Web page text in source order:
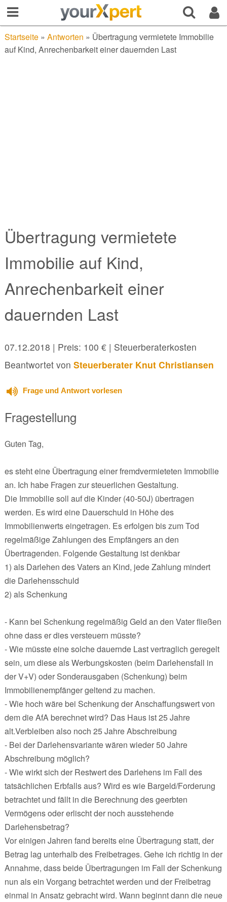
Startseite» Antworten » Übertragung vermietete Immobilie
auf Kind, Anrechenbarkeit einer dauernden Last
Übertragung vermietete
Immobilie auf Kind,
Anrechenbarkeit einer
dauernden Last
07.12.2018 | Preis: 100 € | Steuerberaterkosten
Beantwortet von Steuerberater Knut Christiansen
Frage und Antwort vorlesen
Fragestellung
Guten Tag,
es steht eine Übertragung einer fremdvermieteten Immobilie
an. Ich habe Fragen zur steuerlichen Gestaltung.
Die Immobilie soll auf die Kinder (40-50J) übertragen
werden. Es wird eine Dauerschuld in Höhe des
Immobilienwerts eingetragen. Es erfolgen bis zum Tod
regelmäßige Zahlungen des Empfängers an den
Übertragenden. Folgende Gestaltung ist denkbar
1) als Darlehen des Vaters an Kind, jede Zahlung mindert
die Darlehensschuld
2) als Schenkung
- Kann bei Schenkung regelmäßig Geld an den Vater fließen
ohne dass er dies versteuern müsste?
- Wie müsste eine solche dauernde Last vertraglich geregelt
sein, um diese als Werbungskosten (beim Darlehensfall in
der V+V) oder Sonderausgaben (Schenkung) beim
Immobilienempfänger geltend zu machen.
- Wie hoch wäre bei Schenkung der Anschaffungswert von
dem die AfA berechnet wird? Das Haus ist 25 Jahre
alt.Verbleiben also noch 25 Jahre Abschreibung
- Bei der Darlehensvariante wären wieder 50 Jahre
Abschreibung möglich?
- Wie wirkt sich der Restwert des Darlehens im Fall des
tatsächlichen Erbfalls aus? Wird es wie Bargeld/Forderung
betrachtet und fällt in die Berechnung des geerbten
Vermögens oder erlischt der noch ausstehende
Darlehensbetrag?
Vor einigen Jahren fand bereits eine Übertragung statt, der
Betrag lag unterhalb des Freibetrages. Gehe ich richtig in der
Annahme, dass beide Übertragungen im Fall der Schenkung
nun als ein Vorgang betrachtet werden und der Freibetrag
einmal in Ansatz gebracht wird. Wann beginnt dann die neue